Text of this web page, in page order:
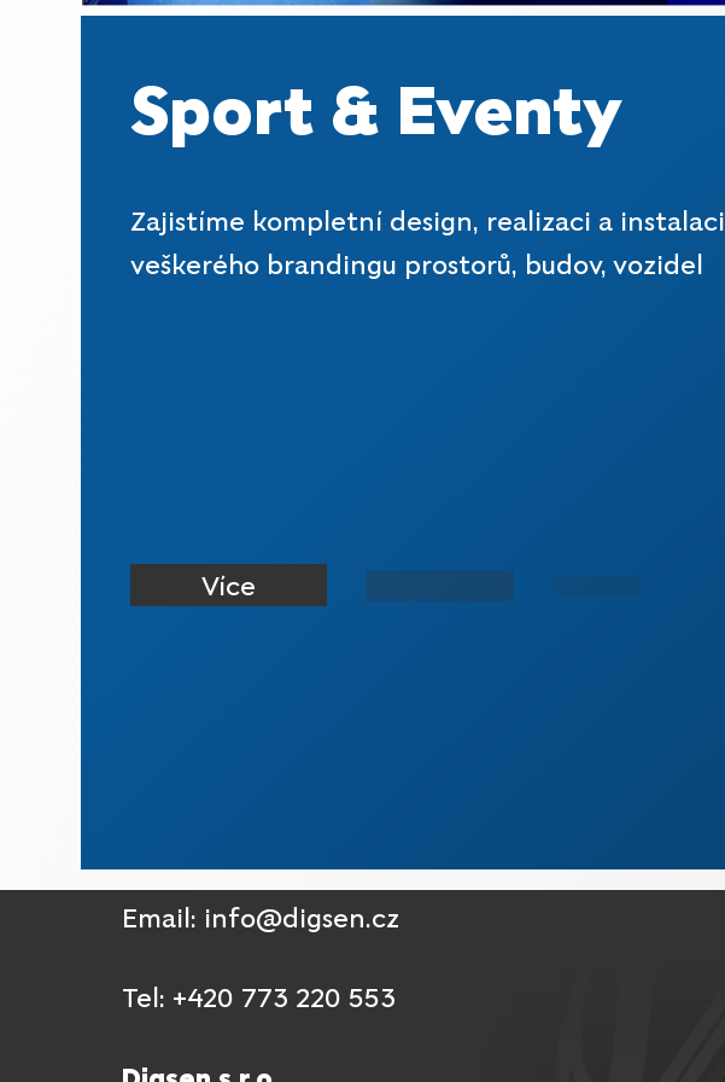
Sport & Eventy
Zajistíme kompletní design, realizaci a instalaci
veškerého brandingu prostorů, budov, vozidel
Více
Email: info@digsen.cz
Tel: +420 773 220 553